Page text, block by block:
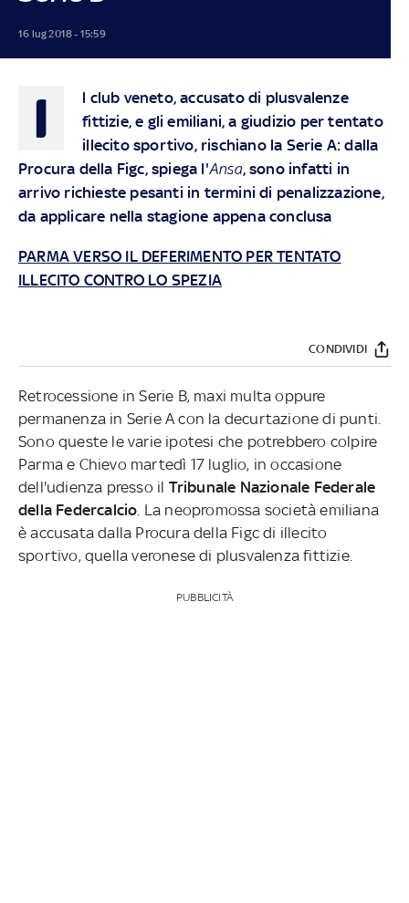
16 lug 2018 - 15:59
I
l club veneto, accusato di plusvalenze
fittizie, e gli emiliani, a giudizio per tentato
illecito sportivo, rischiano la Serie A: dalla
Procura della Figc, spiega l'Ansa, sono infatti in
arrivo richieste pesanti in termini di penalizzazione,
da applicare nella stagione appena conclusa
PARMA VERSO IL DEFERIMENTO PER TENTATO
ILLECITO CONTRO LO SPEZIA
CONDIVIDI
Retrocessione in Serie B, maxi multa oppure
permanenza in Serie A con la decurtazione di punti.
Sono queste le varie ipotesi che potrebbero colpire
Parma e Chievo martedì 17 luglio, in occasione
dell'udienza presso il Tribunale Nazionale Federale
della Federcalcio . La neopromossa società emiliana
è accusata dalla Procura della Figc di illecito
sportivo, quella veronese di plusvalenza fittizie.
PUBBLICITÀ